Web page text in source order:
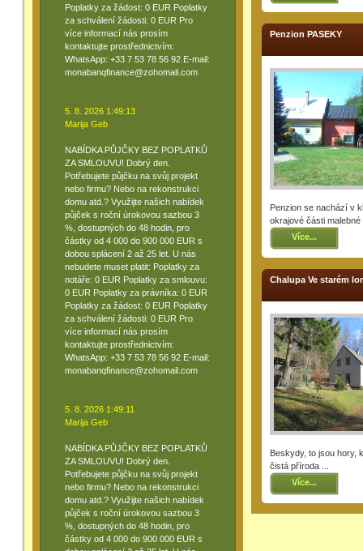
Poplatky za žádost: 0 EUR Poplatky
za schválení žádosti: 0 EUR Pro
více informací nás prosím
kontaktujte prostřednictvím:
WhatsApp: +33 7 53 78 56 92 E-mail:
monabanqfinance@zohomail.com
5. 8. 2026 1:49:13
Marija Geb
NABÍDKA PŮJČKY BEZ POPLATKŮ
ZA SMLOUVU! Dobrý den.
Potřebujete půjčku na svůj projekt
nebo firmu? Nebo na rekonstrukci
domu atd.? Využijte našich nabídek
půjček s roční úrokovou sazbou 3
%, dostupných do 48 hodin, pro
částky od 4 000 do 900 000 EUR s
dobou splácení 2 až 25 let. U nás
nebudete muset platit: Poplatky za
notáře: 0 EUR Poplatky za smlouvu:
0 EUR Poplatky za právníka: 0 EUR
Poplatky za žádost: 0 EUR Poplatky
za schválení žádosti: 0 EUR Pro
více informací nás prosím
kontaktujte prostřednictvím:
WhatsApp: +33 7 53 78 56 92 E-mail:
monabanqfinance@zohomail.com
5. 8. 2026 1:49:11
Marija Geb
NABÍDKA PŮJČKY BEZ POPLATKŮ
ZA SMLOUVU! Dobrý den.
Potřebujete půjčku na svůj projekt
nebo firmu? Nebo na rekonstrukci
domu atd.? Využijte našich nabídek
půjček s roční úrokovou sazbou 3
%, dostupných do 48 hodin, pro
částky od 4 000 do 900 000 EUR s
Penzion PASEKY
Penzion se nachází v
okrajové části malebné
Více...
Chalupa Ve starém
Beskydy, to jsou hory,
čistá příroda ...
Více...